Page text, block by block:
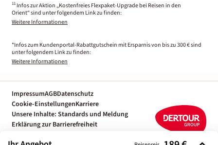
11 Infos zur Aktion „Kostenfreies Flexpaket-Upgrade bei Reisen in den
Orient“ sind unter folgendem Link zu finden:
Weitere Informationen
*Infos zum Kundenportal-Rabattgutschein mit Ersparnis von bis zu 300 € sind
unter folgendem Link zu finden:
Weitere Informationen
ImpressumAGBDatenschutz
Cookie-EinstellungenKarriere
Unsere Inhalte: Standards und Meldung
Erklärung zur Barrierefreiheit